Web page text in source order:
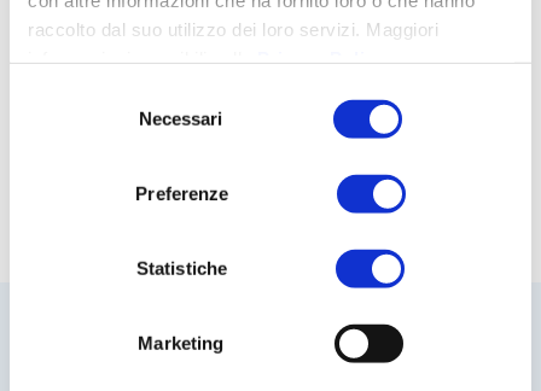
raccolto dal suo utilizzo dei loro servizi. Maggiori
Necessari
Preferenze
Statistiche
Marketing